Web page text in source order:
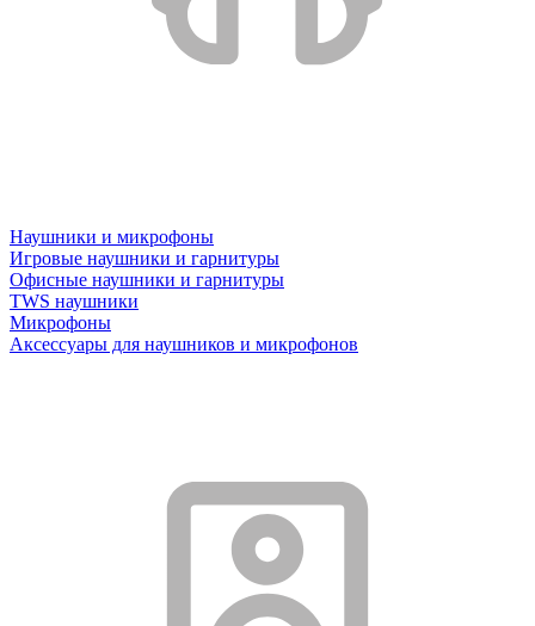
Наушники и микрофоны
Игровые наушники и гарнитуры
Офисные наушники и гарнитуры
TWS наушники
Микрофоны
Аксессуары для наушников и микрофонов